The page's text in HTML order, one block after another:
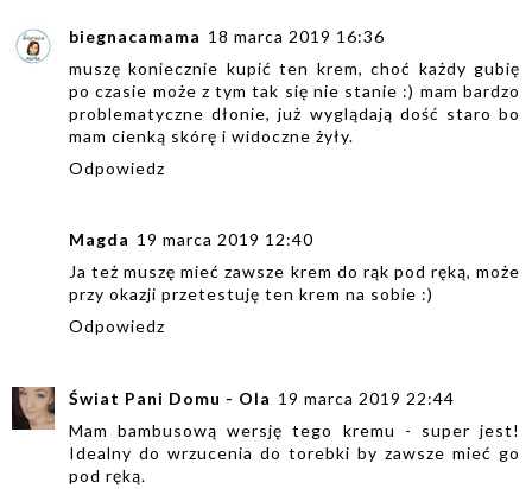
biegnacamama 18 marca 2019 16:36
muszę koniecznie kupić ten krem, choć każdy gubię
po czasie może z tym tak się nie stanie :) mam bardzo
problematyczne dłonie, już wyglądają dość staro bo
mam cienką skórę i widoczne żyły.
Odpowiedz
Magda 19 marca 2019 12:40
Ja też muszę mieć zawsze krem do rąk pod ręką, może
przy okazji przetestuję ten krem na sobie :)
Odpowiedz
Świat Pani Domu - Ola 19 marca 2019 22:44
Mam bambusową wersję tego kremu - super jest!
Idealny do wrzucenia do torebki by zawsze mieć go
pod ręką.